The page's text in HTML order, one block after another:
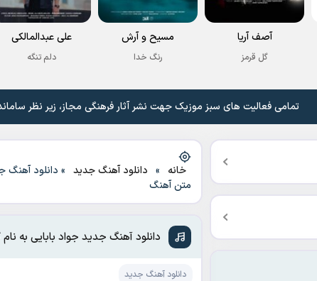
آصف آریا
گل قرمز
مسیح و آرش
رنگ خدا
علی عبدالمالکی
دلم تنگه
تمامی فعالیت های سبز موزیک جهت نشر آثار فرهنگی مجاز، زیر نظر
خانه » دانلود آهنگ جدید » دانلود آهنگ
متن آهنگ
دانلود آهنگ جدید جواد بابایی به
دانلود آهنگ جدید